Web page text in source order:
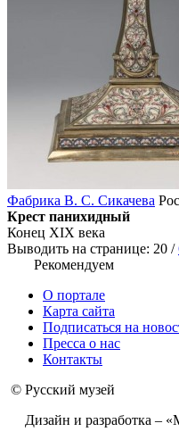
Фабрика В. С. Сикачева
Крест панихидный
Конец ХIХ века
Выводить на странице: 20 /
Рекомендуем
О портале
Карта сайта
Подписаться на
Пресса о нас
Контакты
© Русский музей
Дизайн и разработка –